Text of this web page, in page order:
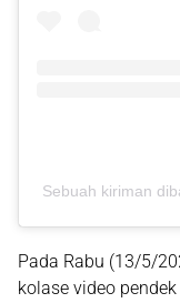
Sebuah kiriman
Pada Rabu (13/5/
kolase video